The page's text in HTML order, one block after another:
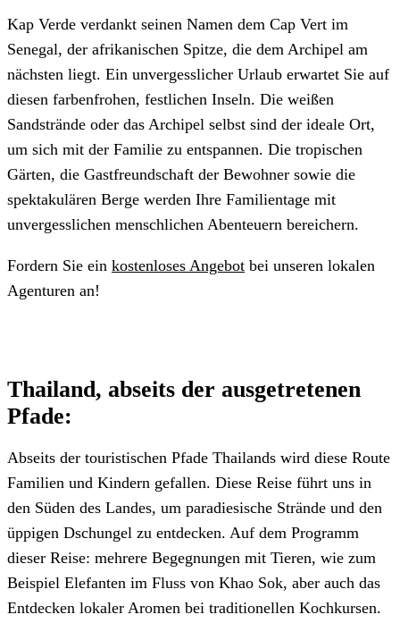
Kap Verde verdankt seinen Namen dem Cap Vert im
Senegal, der afrikanischen Spitze, die dem Archipel am
nächsten liegt. Ein unvergesslicher Urlaub erwartet Sie auf
diesen farbenfrohen, festlichen Inseln. Die weißen
Sandstrände oder das Archipel selbst sind der ideale Ort,
um sich mit der Familie zu entspannen. Die tropischen
Gärten, die Gastfreundschaft der Bewohner sowie die
spektakulären Berge werden Ihre Familientage mit
unvergesslichen menschlichen Abenteuern bereichern.
Fordern Sie ein kostenloses Angebot bei unseren lokalen
Agenturen an!
Thailand, abseits der ausgetretenen
Pfade:
Abseits der touristischen Pfade Thailands wird diese Route
Familien und Kindern gefallen. Diese Reise führt uns in
den Süden des Landes, um paradiesische Strände und den
üppigen Dschungel zu entdecken. Auf dem Programm
dieser Reise: mehrere Begegnungen mit Tieren, wie zum
Beispiel Elefanten im Fluss von Khao Sok, aber auch das
Entdecken lokaler Aromen bei traditionellen Kochkursen.